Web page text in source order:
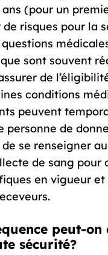
(pour un
risques pour la
questions
sont souvent
de
conditions
peuvent
personne de
se renseigner
de sang pour
en vigueur
peut-on
sécurité?